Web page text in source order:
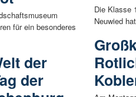
für ein besonderes
der
der
Die Klasse
Neuwied